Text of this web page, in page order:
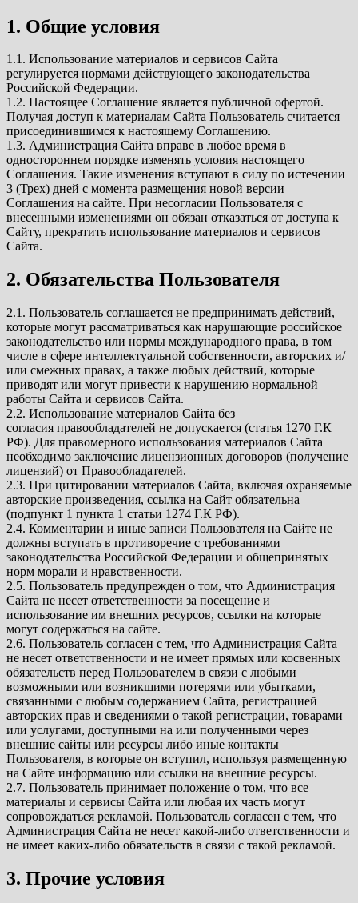
1. Общие условия
1.1. Использование материалов и сервисов Сайта
регулируется нормами действующего законодательства
Российской Федерации.
1.2. Настоящее Соглашение является публичной офертой.
Получая доступ к материалам Сайта Пользователь считается
присоединившимся к настоящему Соглашению.
1.3. Администрация Сайта вправе в любое время в
одностороннем порядке изменять условия настоящего
Соглашения. Такие изменения вступают в силу по истечении
3 (Трех) дней с момента размещения новой версии
Соглашения на сайте. При несогласии Пользователя с
внесенными изменениями он обязан отказаться от доступа к
Сайту, прекратить использование материалов и сервисов
Сайта.
2. Обязательства Пользователя
2.1. Пользователь соглашается не предпринимать действий,
которые могут рассматриваться как нарушающие российское
законодательство или нормы международного права, в том
числе в сфере интеллектуальной собственности, авторских и/
или смежных правах, а также любых действий, которые
приводят или могут привести к нарушению нормальной
работы Сайта и сервисов Сайта.
2.2. Использование материалов Сайта без
согласия правообладателей не допускается (статья 1270 Г.К
РФ). Для правомерного использования материалов Сайта
необходимо заключение лицензионных договоров (получение
лицензий) от Правообладателей.
2.3. При цитировании материалов Сайта, включая охраняемые
авторские произведения, ссылка на Сайт обязательна
(подпункт 1 пункта 1 статьи 1274 Г.К РФ).
2.4. Комментарии и иные записи Пользователя на Сайте не
должны вступать в противоречие с требованиями
законодательства Российской Федерации и общепринятых
норм морали и нравственности.
2.5. Пользователь предупрежден о том, что Администрация
Сайта не несет ответственности за посещение и
использование им внешних ресурсов, ссылки на которые
могут содержаться на сайте.
2.6. Пользователь согласен с тем, что Администрация Сайта
не несет ответственности и не имеет прямых или косвенных
обязательств перед Пользователем в связи с любыми
возможными или возникшими потерями или убытками,
связанными с любым содержанием Сайта, регистрацией
авторских прав и сведениями о такой регистрации, товарами
или услугами, доступными на или полученными через
внешние сайты или ресурсы либо иные контакты
Пользователя, в которые он вступил, используя размещенную
на Сайте информацию или ссылки на внешние ресурсы.
2.7. Пользователь принимает положение о том, что все
материалы и сервисы Сайта или любая их часть могут
сопровождаться рекламой. Пользователь согласен с тем, что
Администрация Сайта не несет какой-либо ответственности и
не имеет каких-либо обязательств в связи с такой рекламой.
3. Прочие условия